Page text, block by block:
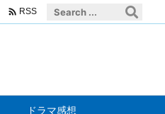
ドラマ感想
 RSS